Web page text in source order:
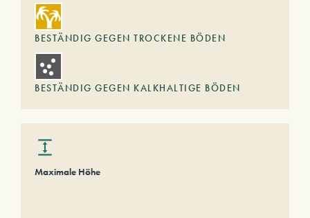
BESTÄNDIG GEGEN TROCKENE BÖDEN
BESTÄNDIG GEGEN KALKHALTIGE BÖDEN
Maximale Höhe